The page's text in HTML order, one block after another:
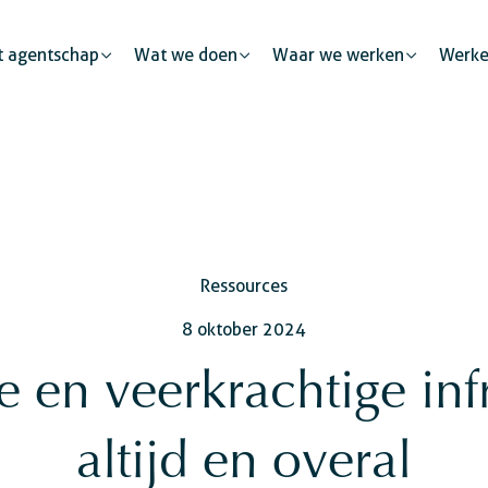
agentschap Wat we doen
Burgerlijke
Waar we werken
Ressources
8 oktober 2024
en veerkrachtige
altijd en overal